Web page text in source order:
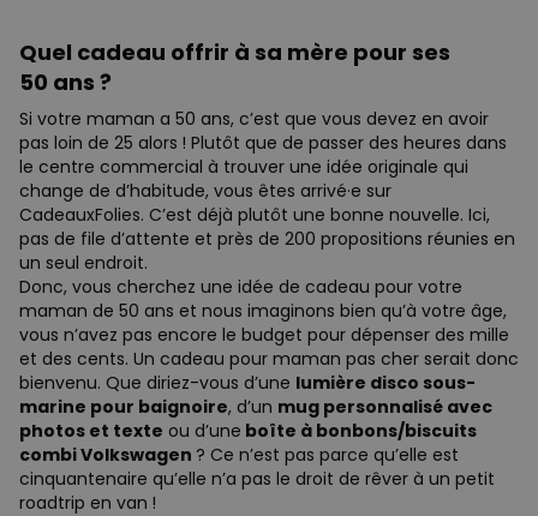
Quel cadeau offrir à sa mère pour ses
50 ans ?
Si votre maman a 50 ans, c’est que vous devez en avoir
pas loin de 25 alors ! Plutôt que de passer des heures dans
le centre commercial à trouver une idée originale qui
change de d’habitude, vous êtes arrivé·e sur
CadeauxFolies. C’est déjà plutôt une bonne nouvelle. Ici,
pas de file d’attente et près de 200 propositions réunies en
un seul endroit.
Donc, vous cherchez une idée de cadeau pour votre
maman de 50 ans et nous imaginons bien qu’à votre âge,
vous n’avez pas encore le budget pour dépenser des mille
et des cents. Un cadeau pour maman pas cher serait donc
bienvenu. Que diriez-vous d’une lumière disco sous-
marine pour baignoire, d’un mug personnalisé avec
photos et texte ou d’une boîte à bonbons/biscuits
combi Volkswagen ? Ce n’est pas parce qu’elle est
cinquantenaire qu’elle n’a pas le droit de rêver à un petit
roadtrip en van !